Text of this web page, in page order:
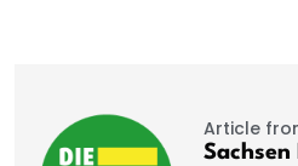
Article
Sachsen